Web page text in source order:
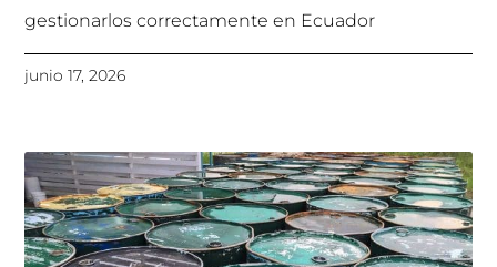
gestionarlos correctamente en Ecuador
junio 17, 2026